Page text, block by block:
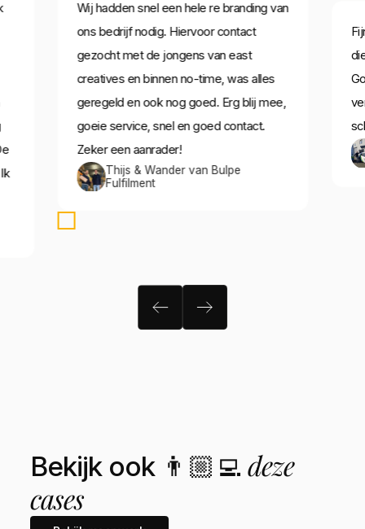
Wij hadden snel een hele re branding van
ons bedrijf nodig. Hiervoor contact
gezocht met de jongens van east
creatives en binnen no-time, was alles
geregeld en ook nog goed. Erg blij mee,
goeie service, snel en goed contact.
Zeker een aanrader!
Thijs & Wander van Bulpe
Fulfilment
Bekijk ook 👨🏼‍💻 deze
cases